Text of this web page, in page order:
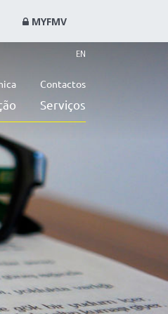
MYFMV
EN
Contactos
Serviços